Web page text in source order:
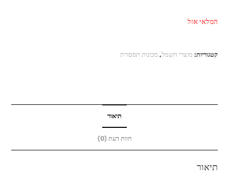
המלאי אזל
קטגוריות: מוצרי חשמל, מכונות תספורת
תיאור
חוות דעת (0)
תיאור